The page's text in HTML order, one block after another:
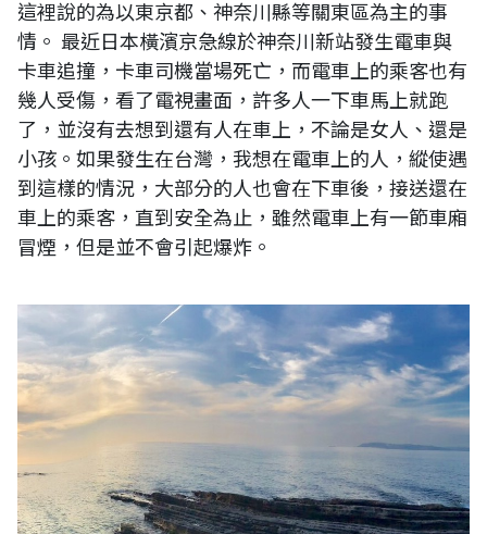
這裡說的為以東京都、神奈川縣等關東區為主的事
情。 最近日本橫濱京急線於神奈川新站發生電車與
卡車追撞，卡車司機當場死亡，而電車上的乘客也有
幾人受傷，看了電視畫面，許多人一下車馬上就跑
了，並沒有去想到還有人在車上，不論是女人、還是
小孩。如果發生在台灣，我想在電車上的人，縱使遇
到這樣的情況，大部分的人也會在下車後，接送還在
車上的乘客，直到安全為止，雖然電車上有一節車廂
冒煙，但是並不會引起爆炸。
遠眺太平洋